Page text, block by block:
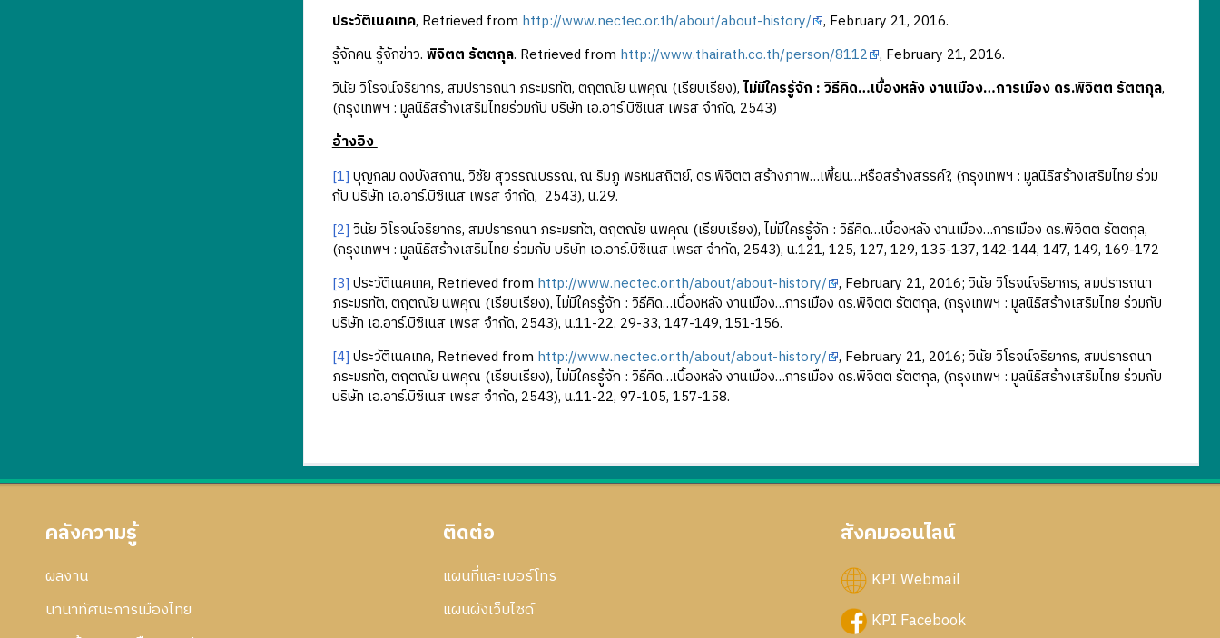
ประวัติเนคเทค, Retrieved from http://www.nectec.or.th/about/about-history/ , February 21, 2016.
รู้จักคน รู้จักข่าว. พิจิตต รัตตกุล. Retrieved from http://www.thairath.co.th/person/8112 , February 21, 2016.
วินัย วิโรจน์จริยากร, สมปรารถนา ภระมรทัต, ตฤตณัย นพคุณ (เรียบเรียง), ไม่มีใครรู้จัก : วิธีคิด…เบื้องหลัง งานเมือง…การเมือง ดร.พิจิตต รัตตกุล,
(กรุงเทพฯ : มูลนิธิสร้างเสริมไทยร่วมกับ บริษัท เอ.อาร์.บิซิเนส เพรส จำกัด, 2543)
อ้างอิง
[1] บุญกลม ดงบังสถาน, วิชัย สุวรรณบรรณ, ณ ริมภู พรหมสถิตย์, ดร.พิจิตต สร้างภาพ…เพี้ยน…หรือสร้างสรรค์?, (กรุงเทพฯ : มูลนิธิสร้างเสริมไทย ร่วม
กับ บริษัท เอ.อาร์.บิซิเนส เพรส จำกัด, 2543), น.29.
[2] วินัย วิโรจน์จริยากร, สมปรารถนา ภระมรทัต, ตฤตณัย นพคุณ (เรียบเรียง), ไม่มีใครรู้จัก : วิธีคิด…เบื้องหลัง งานเมือง…การเมือง ดร.พิจิตต รัตตกุล,
(กรุงเทพฯ : มูลนิธิสร้างเสริมไทย ร่วมกับ บริษัท เอ.อาร์.บิซิเนส เพรส จำกัด, 2543), น.121, 125, 127, 129, 135-137, 142-144, 147, 149, 169-172
[3] ประวัติเนคเทค, Retrieved from http://www.nectec.or.th/about/about-history/ , February 21, 2016; วินัย วิโรจน์จริยากร, สมปรารถนา
ภระมรทัต, ตฤตณัย นพคุณ (เรียบเรียง), ไม่มีใครรู้จัก : วิธีคิด…เบื้องหลัง งานเมือง…การเมือง ดร.พิจิตต รัตตกุล, (กรุงเทพฯ : มูลนิธิสร้างเสริมไทย ร่วมกับ
บริษัท เอ.อาร์.บิซิเนส เพรส จำกัด, 2543), น.11-22, 29-33, 147-149, 151-156.
[4] ประวัติเนคเทค, Retrieved from http://www.nectec.or.th/about/about-history/ , February 21, 2016; วินัย วิโรจน์จริยากร, สมปรารถนา
ภระมรทัต, ตฤตณัย นพคุณ (เรียบเรียง), ไม่มีใครรู้จัก : วิธีคิด…เบื้องหลัง งานเมือง…การเมือง ดร.พิจิตต รัตตกุล, (กรุงเทพฯ : มูลนิธิสร้างเสริมไทย ร่วมกับ
บริษัท เอ.อาร์.บิซิเนส เพรส จำกัด, 2543), น.11-22, 97-105, 157-158.
คลังความรู้
ผลงาน
นานาทัศนะการเมืองไทย
ติดต่อ
แผนที่และเบอร์โทร
แผนผังเว็บไซด์
สังคมออนไลน์
KPI Webmail
KPI Facebook